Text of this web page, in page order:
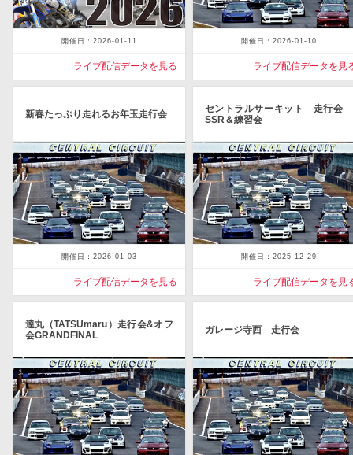
開催日：2026-01-11
ライブ配信データを見る
開催日：2026-01-10
ライブ配信データを見
新春たっぷり走れるお年玉走行会
開催日：2026-01-03
ライブ配信データを見る
セントラルサーキット 走行会
SSR＆練習会
開催日：2025-12-29
ライブ配信データを見
達丸（TATSUmaru）走行会&オフ
会GRANDFINAL
ガレージ寺西 走行会